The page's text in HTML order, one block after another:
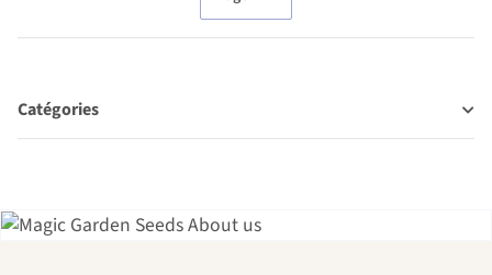
Catégories